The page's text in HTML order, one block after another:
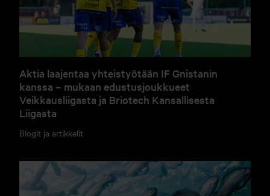
Aktia laajentaa yhteistyötään IF Gnistanin
kanssa – mukaan edustusjoukkueet
Veikkausliigasta ja Briotech Kansallisesta
Liigasta
Blogit ja artikkelit